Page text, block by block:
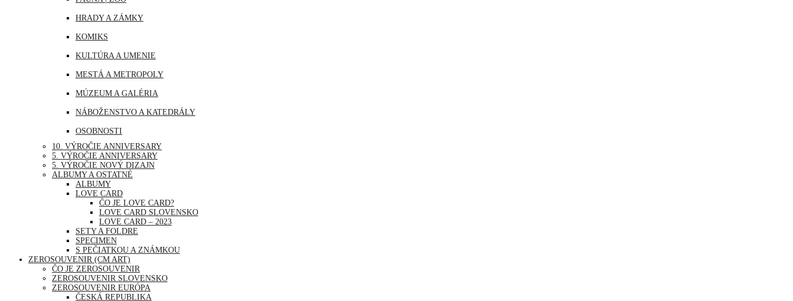
SAUDSKÁ ARÁBIA
THAJSKO
TURECKO
HRADY A ZÁMKY
KOMIKS
KULTÚRA A UMENIE
MESTÁ A METROPOLY
MÚZEUM A GALÉRIA
NÁBOŽENSTVO A KATEDRÁLY
OSOBNOSTI
PRÍRODA
ŠPORT
UDALOSTI A VÝROČIA
VOĽNÝ ČAS | ZÁBAVA A RELAX
10. VÝROČIE ANNIVERSARY
5. VÝROČIE ANNIVERSARY
5. VÝROČIE NOVÝ DIZAJN
ALBUMY A OSTATNÉ
ALBUMY
LOVE CARD
ČO JE LOVE CARD?
LOVE CARD SLOVENSKO
LOVE CARD – 2023
SETY A FOLDRE
SPECIMEN
S PEČIATKOU A ZNÁMKOU
ZEROSOUVENIR (CM ART)
ČO JE ZEROSOUVENIR
ZEROSOUVENIR SLOVENSKO
ZEROSOUVENIR EURÓPA
ČESKÁ REPUBLIKA